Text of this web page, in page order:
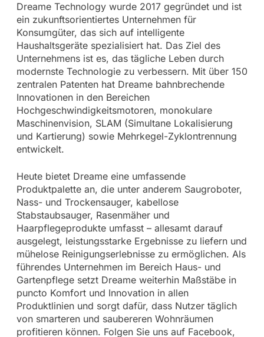
Dreame Technology wurde 2017 gegründet und ist
ein zukunftsorientiertes Unternehmen für
Konsumgüter, das sich auf intelligente
Haushaltsgeräte spezialisiert hat. Das Ziel des
Unternehmens ist es, das tägliche Leben durch
modernste Technologie zu verbessern. Mit über 150
zentralen Patenten hat Dreame bahnbrechende
Innovationen in den Bereichen
Hochgeschwindigkeitsmotoren, monokulare
Maschinenvision, SLAM (Simultane Lokalisierung
und Kartierung) sowie Mehrkegel-Zyklontrennung
entwickelt.
Heute bietet Dreame eine umfassende
Produktpalette an, die unter anderem Saugroboter,
Nass- und Trockensauger, kabellose
Stabstaubsauger, Rasenmäher und
Haarpflegeprodukte umfasst – allesamt darauf
ausgelegt, leistungsstarke Ergebnisse zu liefern und
mühelose Reinigungserlebnisse zu ermöglichen. Als
führendes Unternehmen im Bereich Haus- und
Gartenpflege setzt Dreame weiterhin Maßstäbe in
puncto Komfort und Innovation in allen
Produktlinien und sorgt dafür, dass Nutzer täglich
von smarteren und saubereren Wohnräumen
profitieren können. Folgen Sie uns auf Facebook,